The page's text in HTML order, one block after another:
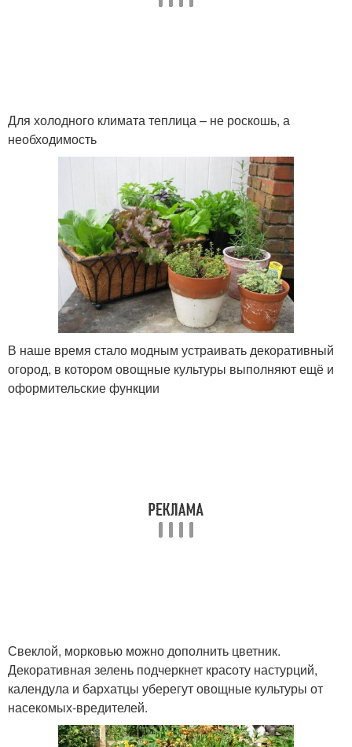
Для холодного климата теплица – не роскошь, а
необходимость
В наше время стало модным устраивать декоративный
огород, в котором овощные культуры выполняют ещё и
оформительские функции
Свеклой, морковью можно дополнить цветник.
Декоративная зелень подчеркнет красоту настурций,
календула и бархатцы уберегут овощные культуры от
насекомых-вредителей.